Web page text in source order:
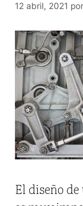
12 abril, 2021 por
El diseño